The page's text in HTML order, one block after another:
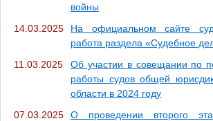
войны
14.03.2025
На официальном сайте
работа раздела «Судебное
11.03.2025
Об участии в совещании по
работы судов общей
области в 2024 году
07.03.2025
О проведении второго